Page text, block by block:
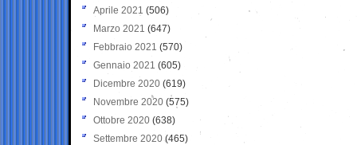
Aprile 2021 (506)
Marzo 2021 (647)
Febbraio 2021 (570)
Gennaio 2021 (605)
Dicembre 2020 (619)
Novembre 2020 (575)
Ottobre 2020 (638)
Settembre 2020(465)